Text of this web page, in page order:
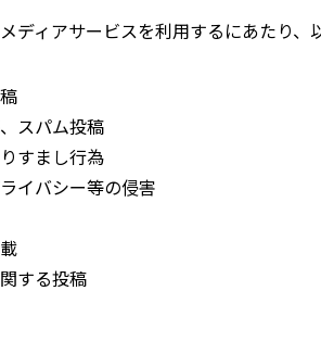
ディアサービスを利用するにあたり、
スパム投稿
すまし行為
イバシー等の侵害
する投稿